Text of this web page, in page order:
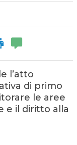
l’atto
di primo
le aree
e il diritto alla